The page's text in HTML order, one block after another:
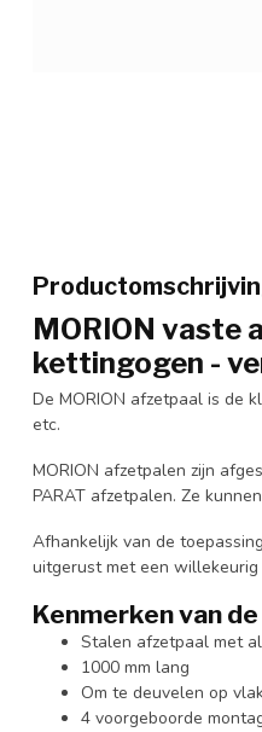
MORION vaste
kettingogen -
De MORION afzetpaal is de
etc.
MORION afzetpalen zijn
PARAT afzetpalen. Ze
Afhankelijk van de
uitgerust met een
Kenmerken van
Stalen afzetpaal met
1000 mm lang
Om te deuvelen op
4 voorgeboorde